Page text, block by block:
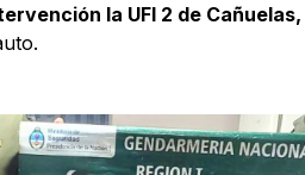
la UFI 2 de Cañuelas,